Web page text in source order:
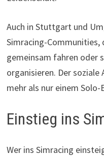
Auch in Stuttgart und
Simracing-
gemeinsam fahren oder
organisieren. Der
mehr als nur einem
Einstieg ins
Wer ins Simracing